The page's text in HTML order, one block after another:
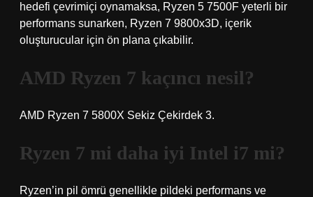
hedefi çevrimiçi oynamaksa, Ryzen 5 7500F yeterli bir
performans sunarken, Ryzen 7 9800x3D, içerik
oluşturucular için ön plana çıkabilir.
AMD Ryzen 7 kaçıncı nesil?
AMD Ryzen 7 5800X Sekiz Çekirdek 3.
Ryzen 7 mi daha iyi Intel i7 mi?
Ryzen’in pil ömrü genellikle pildeki performans ve